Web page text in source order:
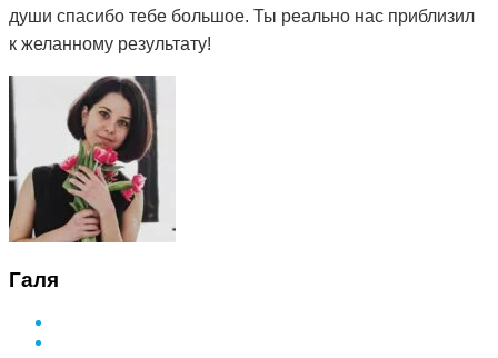
души спасибо тебе большое. Ты реально нас приблизил
к желанному результату!
Галя